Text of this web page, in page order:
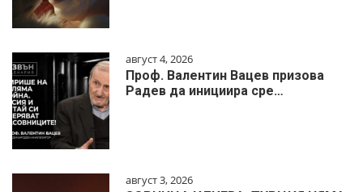
август 4, 2026
Проф. Валентин Вацев призова
Радев да инициира сре…
август 3, 2026